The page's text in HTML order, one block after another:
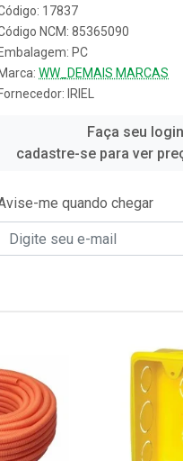
17837
NCM: 85365090
Embalagem: PC
Marca: WW_DEMAIS MARCAS
Fornecedor: IRIEL
Faça seu
cadastre-se para ver
me quando chegar